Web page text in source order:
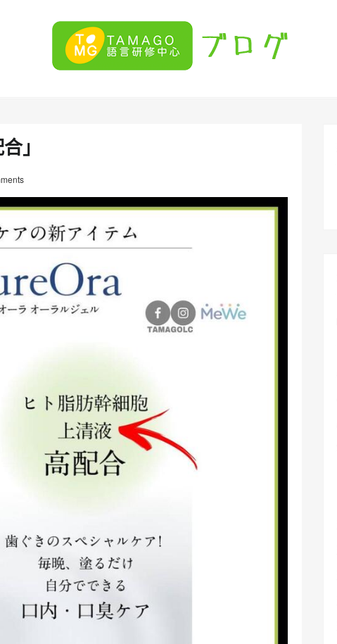
」